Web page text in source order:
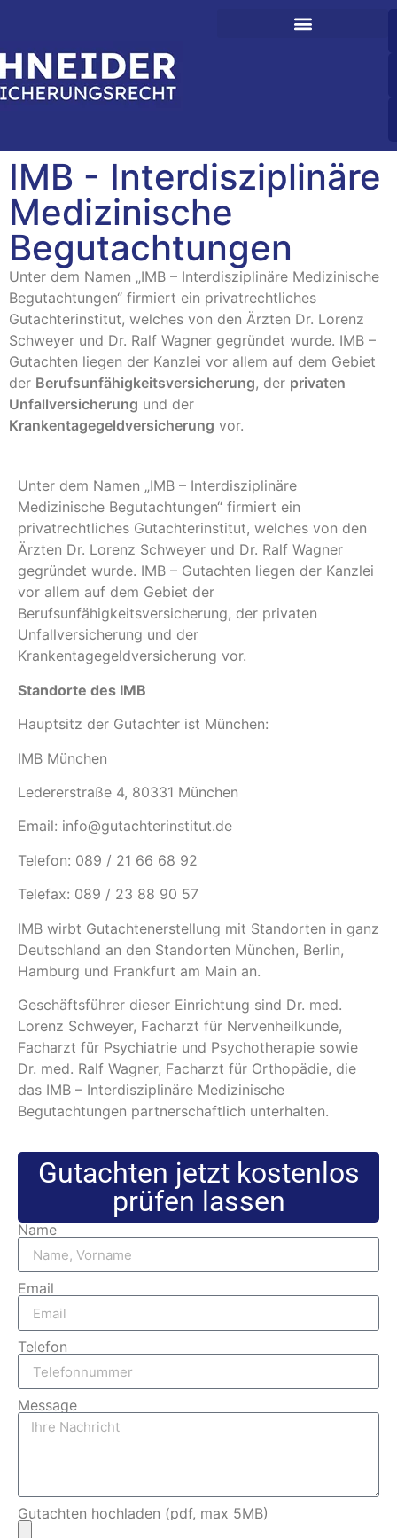
IMB - Interdisziplinäre
Medizinische
Begutachtungen
Unter dem Namen „IMB – Interdisziplinäre Medizinische
Begutachtungen“ firmiert ein privatrechtliches
Gutachterinstitut, welches von den Ärzten Dr. Lorenz
Schweyer und Dr. Ralf Wagner gegründet wurde. IMB –
Gutachten liegen der Kanzlei vor allem auf dem Gebiet
der Berufsunfähigkeitsversicherung, der privaten
Unfallversicherung und der
Krankentagegeldversicherung vor.
Unter dem Namen „IMB – Interdisziplinäre
Medizinische Begutachtungen“ firmiert ein
privatrechtliches Gutachterinstitut, welches von den
Ärzten Dr. Lorenz Schweyer und Dr. Ralf Wagner
gegründet wurde. IMB – Gutachten liegen der Kanzlei
vor allem auf dem Gebiet der
Berufsunfähigkeitsversicherung, der privaten
Unfallversicherung und der
Krankentagegeldversicherung vor.
Standorte des IMB
Hauptsitz der Gutachter ist München:
IMB München
Ledererstraße 4, 80331 München
Email: info@gutachterinstitut.de
Telefon: 089 / 21 66 68 92
Telefax: 089 / 23 88 90 57
IMB wirbt Gutachtenerstellung mit Standorten in ganz
Deutschland an den Standorten München, Berlin,
Hamburg und Frankfurt am Main an.
Geschäftsführer dieser Einrichtung sind Dr. med.
Lorenz Schweyer, Facharzt für Nervenheilkunde,
Facharzt für Psychiatrie und Psychotherapie sowie
Dr. med. Ralf Wagner, Facharzt für Orthopädie, die
das IMB – Interdisziplinäre Medizinische
Begutachtungen partnerschaftlich unterhalten.
Gutachten jetzt kostenlos
prüfen lassen
Name
Email
Telefon
Message
Gutachten hochladen (pdf, max 5MB)